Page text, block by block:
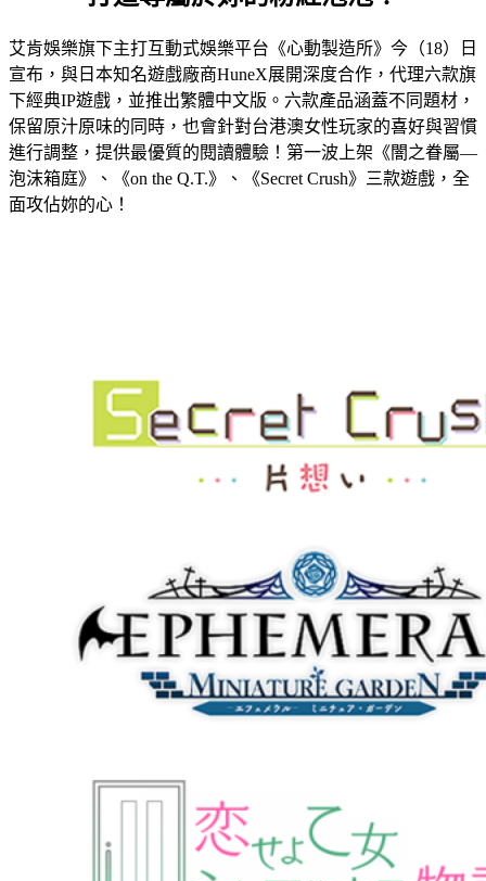
艾肯娛樂旗下主打互動式娛樂平台《心動製造所》今（18）日
宣布，與日本知名遊戲廠商HuneX展開深度合作，代理六款旗
下經典IP遊戲，並推出繁體中文版。六款產品涵蓋不同題材，
保留原汁原味的同時，也會針對台港澳女性玩家的喜好與習慣
進行調整，提供最優質的閱讀體驗！第一波上架《闇之眷屬—
泡沫箱庭》、《on the Q.T.》、《Secret Crush》三款遊戲，全
面攻佔妳的心！